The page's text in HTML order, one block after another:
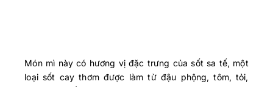
Món mì này có hương vị đặc trưng của sốt sa tế, một
loại sốt cay thơm được làm từ đậu phộng, tôm, tỏi,